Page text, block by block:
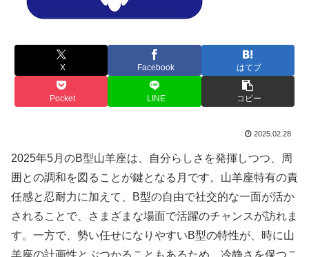
X Facebook はてブ
Pocket LINE コピー
2025.02.28
2025年5月のB型山羊座は、自分らしさを発揮しつつ、周
囲との調和を図ることが鍵となる月です。山羊座特有の責
任感と忍耐力に加えて、B型の自由で社交的な一面が活か
されることで、さまざまな場面で活躍のチャンスが訪れま
す。一方で、勢い任せになりやすいB型の特性が、時に山
羊座の計画性とぶつかることもあるため、冷静さを保つこ